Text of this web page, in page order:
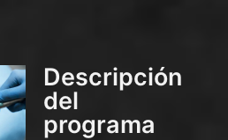
Descripción
del
programa